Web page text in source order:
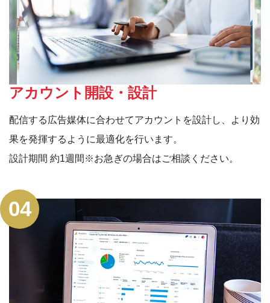
アカウント開設・設計
配信する広告媒体に合わせてアカウントを設計し、より効
果を発揮するように最適化を行います。
設計期間 約1週間 ※お急ぎの場合はご相談ください。
04